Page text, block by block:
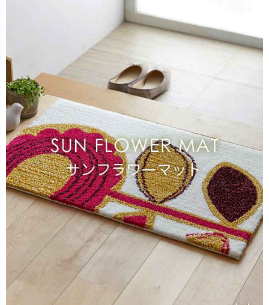
サービスへの影響が変更となる場合がございます。
お客さまにはご不便をおかけいたしますが、何卒ご理解賜
りますようお願い申し上げます。
オーダー商品など、詳しくはこちらから